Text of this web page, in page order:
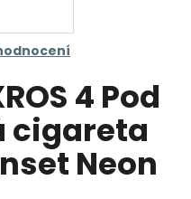
4 Pod
cigareta
Neon